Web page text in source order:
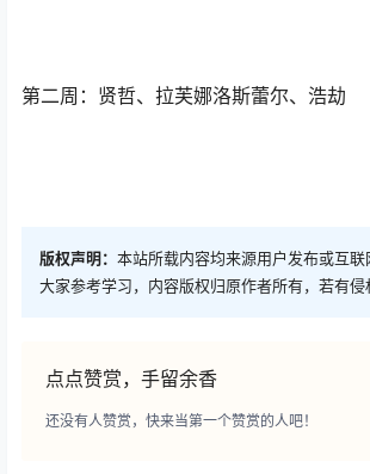
第二周：贤哲、拉芙娜洛斯蕾尔、浩劫
版权声明： 本站所载内容均来源用户发布或互
大家参考学习，内容版权归原作者所有，若有侵
点点赞赏，手留余香
还没有人赞赏，快来当第一个赞赏的人吧！